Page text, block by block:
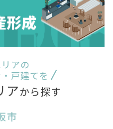
アの
戸建てを
アから探す
市